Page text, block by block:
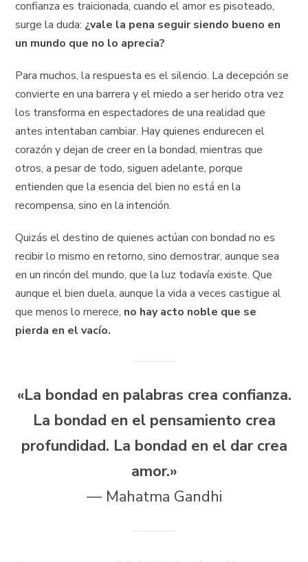
confianza es traicionada, cuando el amor es pisoteado,
surge la duda: ¿vale la pena seguir siendo bueno en
un mundo que no lo aprecia?
Para muchos, la respuesta es el silencio. La decepción se
convierte en una barrera y el miedo a ser herido otra vez
los transforma en espectadores de una realidad que
antes intentaban cambiar. Hay quienes endurecen el
corazón y dejan de creer en la bondad, mientras que
otros, a pesar de todo, siguen adelante, porque
entienden que la esencia del bien no está en la
recompensa, sino en la intención.
Quizás el destino de quienes actúan con bondad no es
recibir lo mismo en retorno, sino demostrar, aunque sea
en un rincón del mundo, que la luz todavía existe. Que
aunque el bien duela, aunque la vida a veces castigue al
que menos lo merece, no hay acto noble que se
pierda en el vacío.
«La bondad en palabras crea confianza.
La bondad en el pensamiento crea
profundidad. La bondad en el dar crea
amor.»
— Mahatma Gandhi